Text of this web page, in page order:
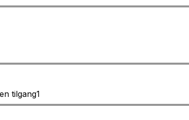
tilgang1